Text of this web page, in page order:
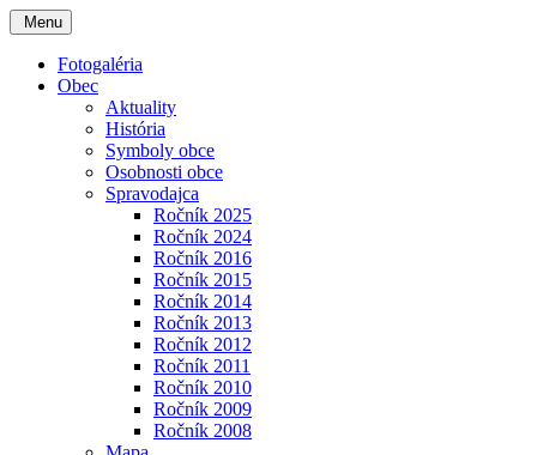
Menu
Fotogaléria
Obec
Aktuality
História
Symboly obce
Osobnosti obce
Spravodajca
Ročník 2025
Ročník 2024
Ročník 2016
Ročník 2015
Ročník 2014
Ročník 2013
Ročník 2012
Ročník 2011
Ročník 2010
Ročník 2009
Ročník 2008